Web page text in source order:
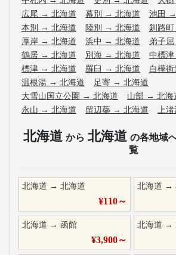
広尾 → 北海道 幕別 → 北海道 池田 →
本別 → 北海道 陸別 → 北海道 釧路町
厚岸 → 北海道 浜中 → 北海道 弟子屈
鶴居 → 北海道 別海 → 北海道 中標津
標津 → 北海道 羅臼 → 北海道 白樺街
温根湯 → 北海道 足寄 → 北海道
大雪山国立公園 → 北海道 山部 → 北海
永山 → 北海道 留辺蘂 → 北海道 上渚
北海道 から 北海道 の各地域
覧
北海道 → 北海道
¥110～
北海道 →
北海道 → 函館
¥3,900～
北海道 →